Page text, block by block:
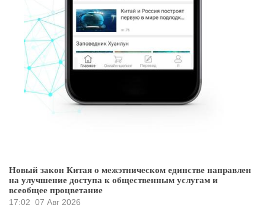
Новый закон Китая о межэтническом единстве направлен
на улучшение доступа к общественным услугам и
всеобщее процветание
17:02 07 Авг 2026